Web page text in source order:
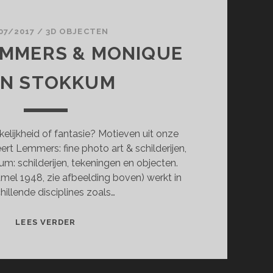
2017 / 3D OBJECTEN
& MONIQUE
STOKKUM
of fantasie? Motieven uit onze
Lemmers: fine photo art & schilderijen,
schilderijen, tekeningen en objecten.
1948, zie afbeelding boven) werkt in
disciplines zoals…
LEES VERDER